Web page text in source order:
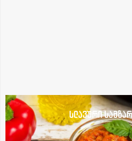
სლავური